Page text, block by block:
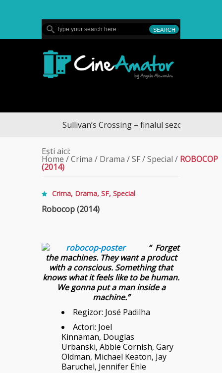
Sullivan’s Crossing – finalul sezonului 4, pe Diva
Ești aici:
Home /Crima / Drama /SF/Special / ROBOCOP
(2014)
Crima, Drama, SF, Special
Robocop (2014)
“ Forget
the machines. They want a product
with a conscious. Something that
knows what it feels like to be human.
We gonna put a man inside a
machine.”
Regizor: José Padilha
Actori: Joel
Kinnaman, Douglas
Urbanski, Abbie Cornish, Gary
Oldman, Michael Keaton, Jay
Baruchel, Jennifer Ehle